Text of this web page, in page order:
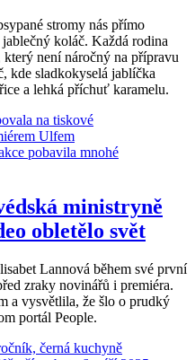
stromy nás přímo
koláč. Každá rodina
není náročný na přípravu
kde sladkokyselá jablíčka
a lehká příchuť karamelu.
ministryně
obletělo svět
Lannová během své první
zraky novinářů i premiéra.
a vysvětlila, že šlo o prudký
portál People.